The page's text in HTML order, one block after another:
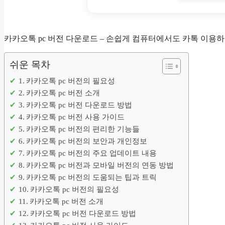
카카오톡 pc 버전 다운로드 – 손쉽게 컴퓨터에서도 카톡 이용
쉬운 목차
카카오톡 pc 버전의 필요성
카카오톡 pc 버전 소개
카카오톡 pc 버전 다운로드 방법
카카오톡 pc 버전 사용 가이드
카카오톡 pc 버전의 편리한 기능들
카카오톡 pc 버전의 보안과 개인정보
카카오톡 pc 버전의 주요 업데이트 내용
카카오톡 pc 버전과 모바일 버전의 연동 방법
카카오톡 pc 버전의 도움되는 팁과 트릭
카카오톡 pc 버전의 필요성
카카오톡 pc 버전 소개
카카오톡 pc 버전 다운로드 방법